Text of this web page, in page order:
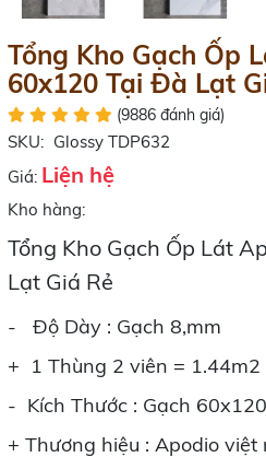
Tổng Kho Gạch Ốp
60x120 Tại Đà Lạt
(9886 đánh giá)
SKU: Glossy TDP632
Giá: Liện hệ
Kho hàng:
Tổng Kho Gạch Ốp Lát
Lạt Giá Rẻ
- Độ Dày : Gạch 8,mm
+ 1 Thùng 2 viên = 1.44m2
- Kích Thước : Gạch
+ Thương hiệu : Apodio việt